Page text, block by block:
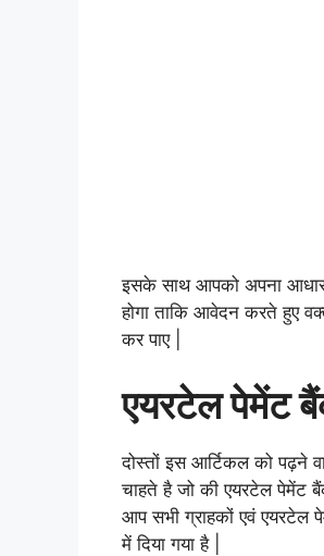
इसके साथ आपको अपना आधार
होगा ताकि आवेदन करते हुए
कर पाए |
एयरटेल पेमेंट
दोस्तों इस आर्टिकल को पढ़ने
चाहते है जो की एयरटेल पेमेंट
आप सभी ग्राहकों एवं
में दिया गया है |